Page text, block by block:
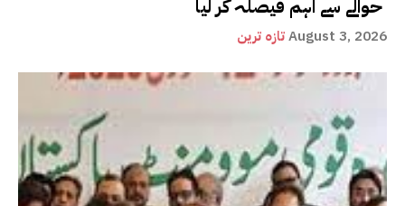
تازہ ترینAugust 3, 2026